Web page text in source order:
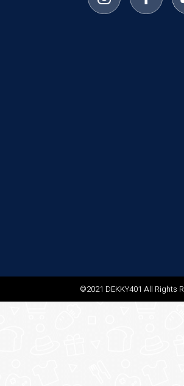
©2021 DEKKY401 All Rights